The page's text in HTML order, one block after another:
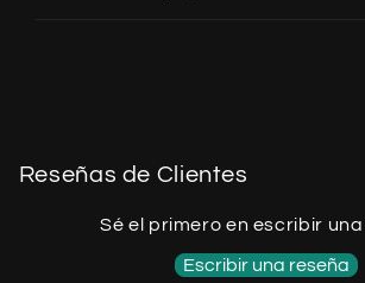
Reseñas de Clientes
Sé el primero en escribir
Escribir una reseña